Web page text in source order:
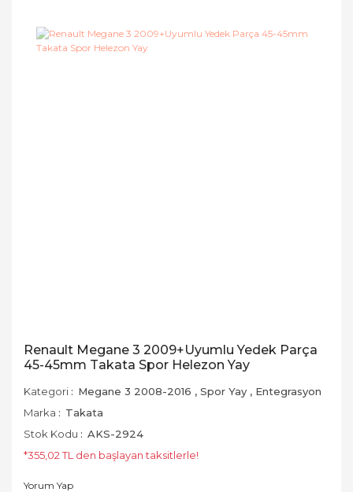
Renault Megane 3 2009+Uyumlu Yedek Parça
45-45mm Takata Spor Helezon Yay
Kategori Megane 3 2008-2016 , Spor Yay , Entegrasyon
Marka
Takata
Stok Kodu
AKS-2924
*355,02 TL den başlayan taksitlerle!
Yorum Yap